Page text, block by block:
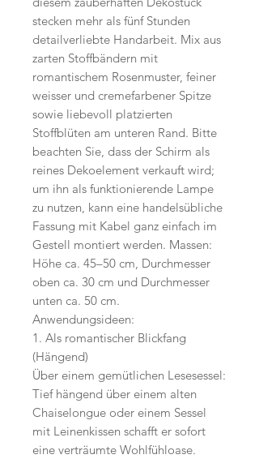
stecken mehr als fünf Stunden
detailverliebte Handarbeit. Mix aus
zarten Stoffbändern mit
romantischem Rosenmuster, feiner
weisser und cremefarbener Spitze
sowie liebevoll platzierten
Stoffblüten am unteren Rand. Bitte
beachten Sie, dass der Schirm als
reines Dekoelement verkauft wird;
um ihn als funktionierende Lampe
zu nutzen, kann eine handelsübliche
Fassung mit Kabel ganz einfach im
Gestell montiert werden. Massen:
Höhe ca. 45–50 cm, Durchmesser
oben ca. 30 cm und Durchmesser
unten ca. 50 cm.
Anwendungsideen:
1. Als romantischer Blickfang
(Hängend)
Über einem gemütlichen Lesesessel:
Tief hängend über einem alten
Chaiselongue oder einem Sessel
mit Leinenkissen schafft er sofort
eine verträumte Wohlfühloase.